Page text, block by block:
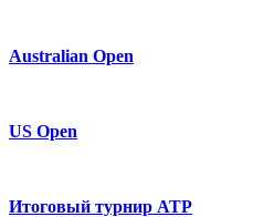
Australian Open
US Open
Итоговый турнир ATP